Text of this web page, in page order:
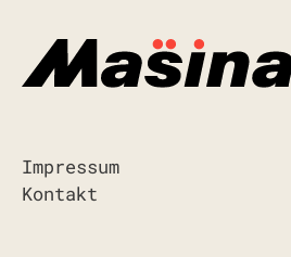
Impressum
Kontakt